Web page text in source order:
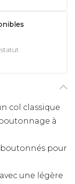
col classique
à
pour
une légère